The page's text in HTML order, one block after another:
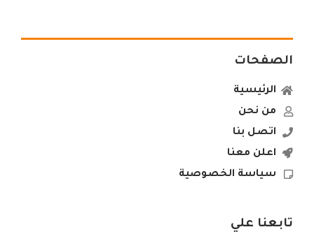
الصفحات
الرئيسية
من نحن
اتصل بنا
اعلن معنا
سياسة الخصوصية
تابعنا علي